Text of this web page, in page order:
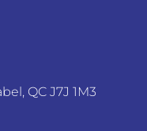
QC J7J 1M3